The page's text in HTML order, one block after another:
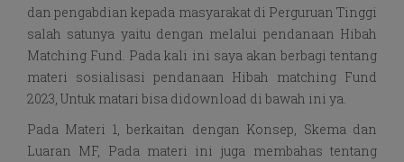
dan pengabdian kepada masyarakat di Perguruan Tinggi
salah satunya yaitu dengan melalui pendanaan Hibah
Matching Fund. Pada kali ini saya akan berbagi tentang
materi sosialisasi pendanaan Hibah matching Fund
2023, Untuk matari bisa didownload di bawah ini ya.
Pada Materi 1, berkaitan dengan Konsep, Skema dan
Luaran MF, Pada materi ini juga membahas tentang